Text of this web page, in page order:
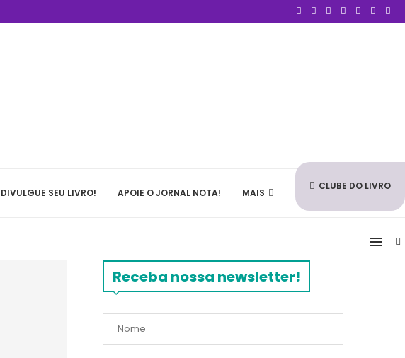
DIVULGUE SEU LIVRO! APOIE O JORNAL NOTA! MAIS
CLUBE DO LIVRO
Receba nossa newsletter!